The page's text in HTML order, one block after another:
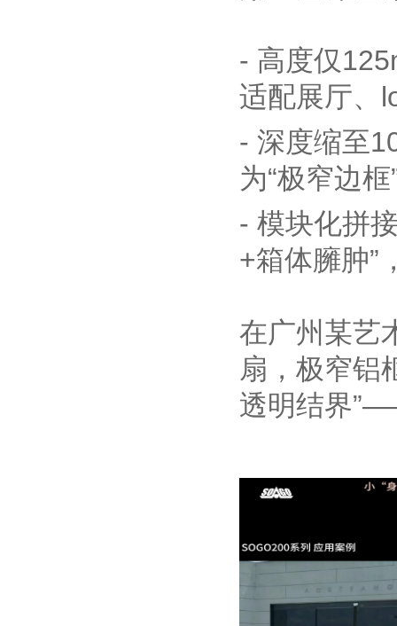
- 高度仅
适配展厅、
- 深度缩至
为“极窄边
- 模块化拼
+箱体臃肿”
在广州某艺
扇，极窄铝
透明结界